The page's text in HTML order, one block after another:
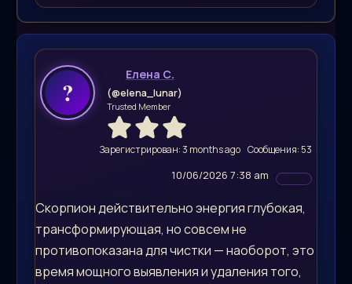
Елена С.
(@elena_lunar)
Trusted Member
Зарегистрирован: 3 months ago Сообщения: 53
10/06/2026 7:38 am
Скорпион действительно энергия глубокая,
трансформирующая, но совсем не
противопоказана для чистки — наоборот, это
время мощного выявления и удаления того,